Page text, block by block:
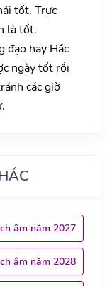
tốt. Trực
là tốt.
đạo hay Hắc
ngày tốt rồi
các giờ
âm năm 2027
âm năm 2028